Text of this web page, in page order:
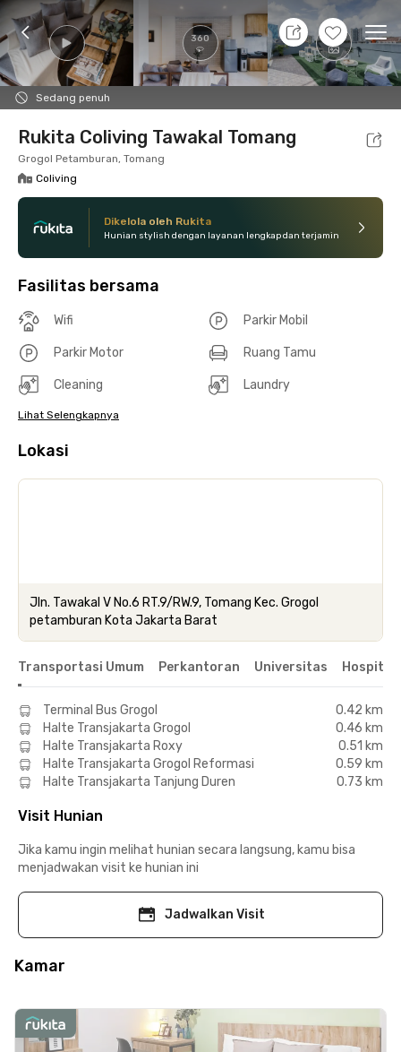
360 +17
Sedang penuh
7 Agt 26 - Belum tahu
Foto Fasilitas bersama Lokasi Kamar
Rukita Coliving Tawakal Tomang
Grogol Petamburan, Tomang
Coliving
Dikelola oleh Rukita
Hunian stylish dengan layanan lengkap dan terjamin
Fasilitas bersama
Wifi Parkir Mobil
Parkir Motor Ruang Tamu
Cleaning Laundry
Lihat Selengkapnya
Lokasi
Jln. Tawakal V No.6 RT.9/RW.9, Tomang Kec. Grogol
petamburan Kota Jakarta Barat
Transportasi Umum Perkantoran Universitas Hospital
Terminal Bus Grogol
0.42 km
Halte Transjakarta Grogol
0.46 km
Halte Transjakarta Roxy
0.51 km
Halte Transjakarta Grogol Reformasi
0.59 km
Halte Transjakarta Tanjung Duren
0.73 km
Visit Hunian
Jika kamu ingin melihat hunian secara langsung, kamu bisa
menjadwakan visit ke hunian ini
Jadwalkan Visit
Kamar